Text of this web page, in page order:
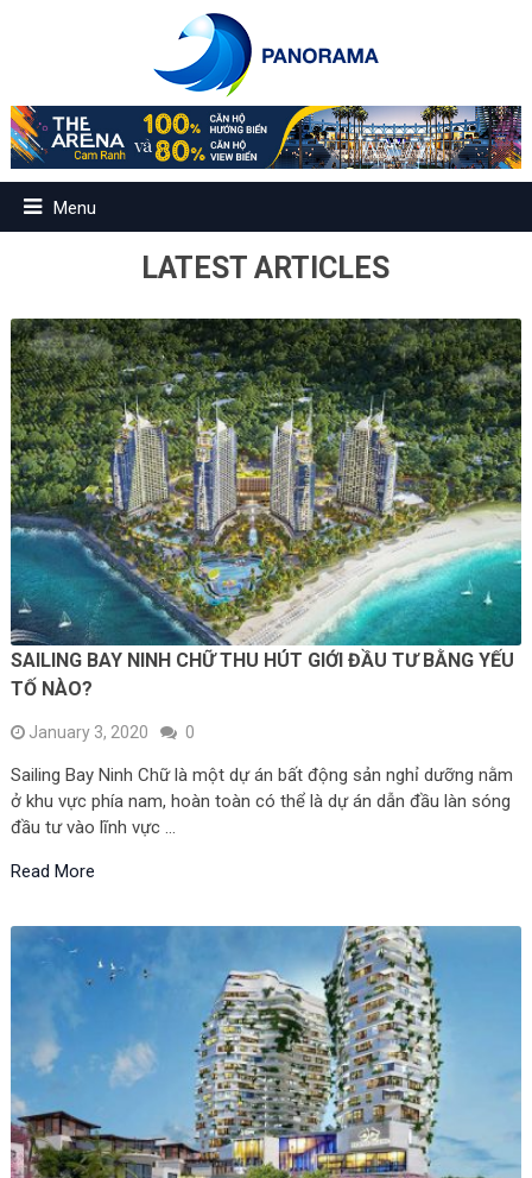
Menu
LATEST ARTICLES
SAILING BAY NINH CHỮ THU HÚT GIỚI ĐẦU TƯ BẰNG YẾU
TỐ NÀO?
January 3, 2020 0
Sailing Bay Ninh Chữ là một dự án bất động sản nghỉ dưỡng nằm
ở khu vực phía nam, hoàn toàn có thể là dự án dẫn đầu làn sóng
đầu tư vào lĩnh vực …
Read More